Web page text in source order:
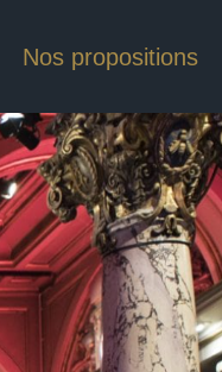
Nos propositions